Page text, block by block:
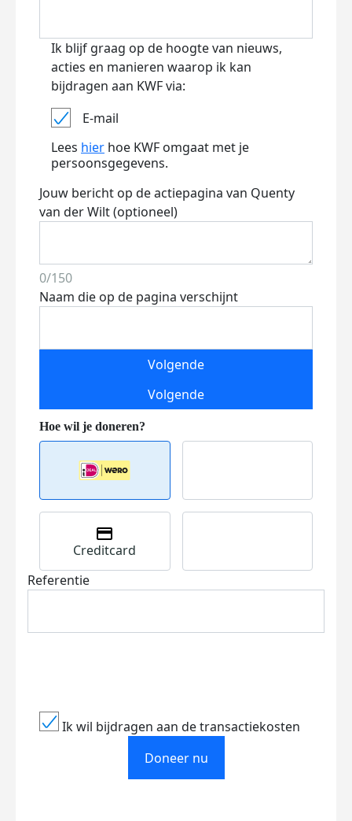
Ik blijf graag op de hoogte van nieuws,
acties en manieren waarop ik kan
bijdragen aan KWF via:
E-mail
Lees hier hoe KWF omgaat met je
persoonsgegevens.
Jouw bericht op de actiepagina van Quenty
van der Wilt (optioneel)
0/150
Naam die op de pagina verschijnt
Volgende
Volgende
Creditcard
Referentie
Ik wil bijdragen aan de transactiekosten
Doneer nu